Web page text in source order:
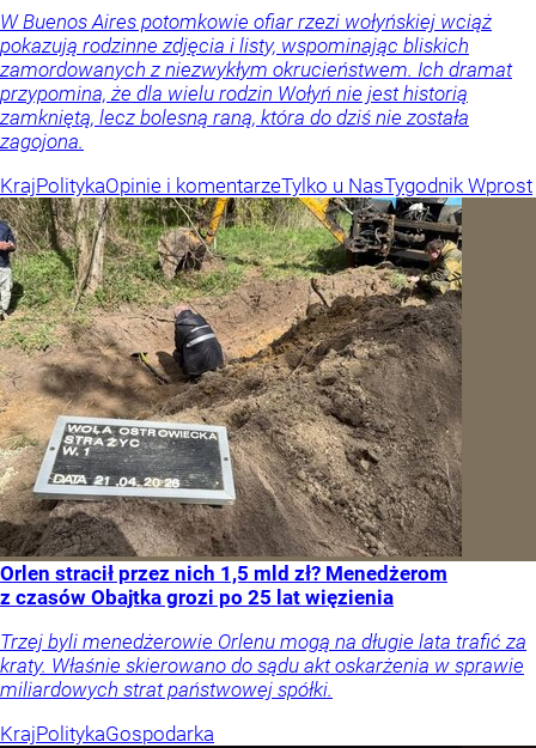
W Buenos Aires potomkowie ofiar rzezi wołyńskiej wciąż
pokazują rodzinne zdjęcia i listy, wspominając bliskich
zamordowanych z niezwykłym okrucieństwem. Ich dramat
przypomina, że dla wielu rodzin Wołyń nie jest historią
zamkniętą, lecz bolesną raną, która do dziś nie została
zagojona.
KrajPolitykaOpinie i komentarzeTylko u NasTygodnik Wprost
Orlen stracił przez nich 1,5 mld zł? Menedżerom
z czasów Obajtka grozi po 25 lat więzienia
Trzej byli menedżerowie Orlenu mogą na długie lata trafić za
kraty. Właśnie skierowano do sądu akt oskarżenia w sprawie
miliardowych strat państwowej spółki.
KrajPolitykaGospodarka